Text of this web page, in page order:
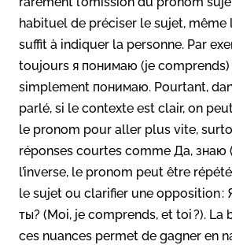
habituel de préciser le sujet,
suffit à indiquer la personne. Par
toujours я понимаю (je comprends)
simplement понимаю. Pourtant,
parlé, si le contexte est clair, on
le pronom pour aller plus vite,
réponses courtes comme Да, знаю
l’inverse, le pronom peut être
le sujet ou clarifier une opposition :
ты? (Moi, je comprends, et toi ?). La
ces nuances permet de gagner en